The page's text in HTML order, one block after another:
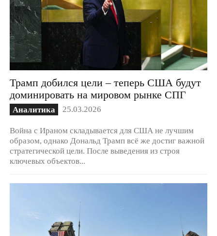
Трамп добился цели – теперь США будут
доминировать на мировом рынке СПГ
Аналитика 25.03.2026
Война с Ираном складывается для США не лучшим
образом, однако Дональд Трамп всё же достиг важной
стратегической цели. После выведения из строя
ключевых объектов...